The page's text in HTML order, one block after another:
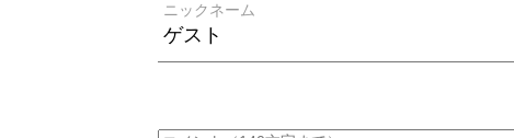
ニックネーム